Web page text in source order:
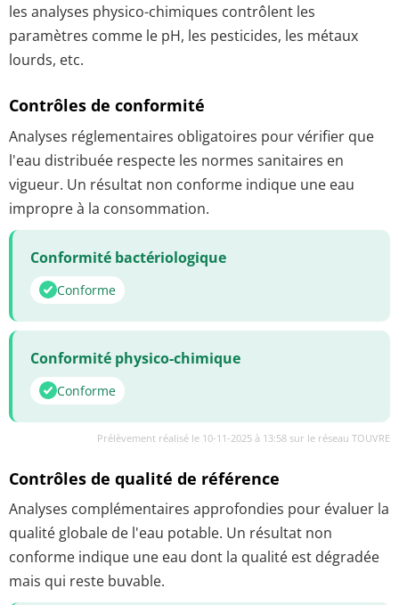
les analyses physico-chimiques contrôlent les
paramètres comme le pH, les pesticides, les métaux
lourds, etc.
Contrôles de conformité
Analyses réglementaires obligatoires pour vérifier que
l'eau distribuée respecte les normes sanitaires en
vigueur. Un résultat non conforme indique une eau
impropre à la consommation.
Conformité bactériologique
Conforme
Conformité physico-chimique
Conforme
Prélèvement réalisé le 10-11-2025 à 13:58 sur le réseau TOUVRE
Contrôles de qualité de référence
Analyses complémentaires approfondies pour évaluer la
qualité globale de l'eau potable. Un résultat non
conforme indique une eau dont la qualité est dégradée
mais qui reste buvable.